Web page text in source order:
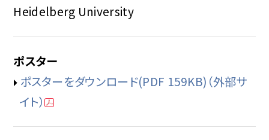
Heidelberg University
ポスター
ポスターをダウンロード(PDF 159KB)（外部サ
イト）